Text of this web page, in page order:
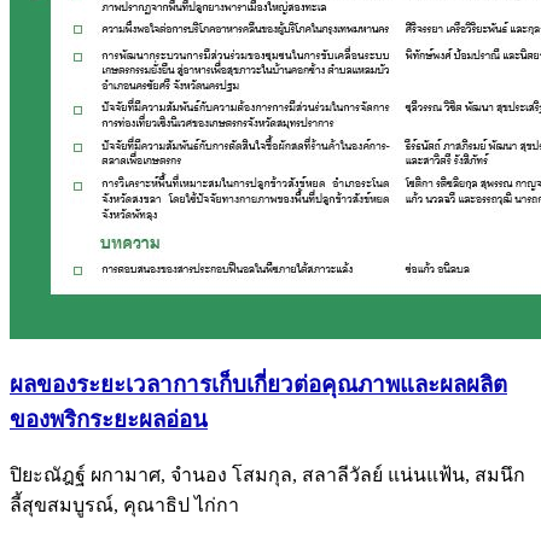
ผลของระยะเวลาการเก็บเกี่ยวต่อคุณภาพและผลผลิต
ของพริกระยะผลอ่อน
ปิยะณัฎฐ์ ผกามาศ, จำนอง โสมกุล, สลาลีวัลย์ แน่นแฟ้น, สมนึก
ลี้สุขสมบูรณ์, คุณาธิป ไก่กา